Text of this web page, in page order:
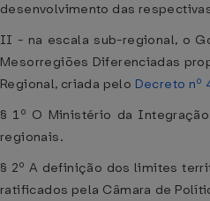
desenvolvimento das
II - na escala sub-regional, o
Mesorregiões Diferenciadas
Regional, criada pelo Decreto nº
§ 1º O Ministério da
regionais.
§ 2º A definição dos limites
ratificados pela Câmara de